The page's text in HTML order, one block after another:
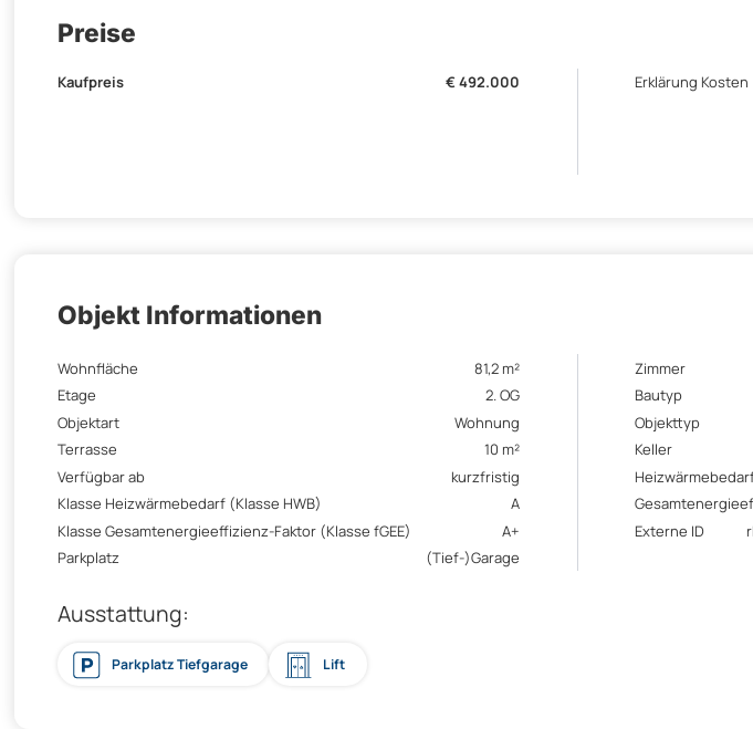
Preise
Kaufpreis € 492.000 Erklärung Kosten
Objekt Informationen
Wohnfläche 81,2 m² Zimmer
Etage
2. OG Bautyp
Objektart
Wohnung Objekttyp
Terrasse
10 m² Keller
Verfügbar ab
kurzfristig
Klasse Heizwärmebedarf (Klasse HWB)
A
Klasse Gesamtenergieeffizienz-Faktor (Klasse fGEE)
A+ Externe ID
Parkplatz
(Tief-)Garage
Ausstattung:
Parkplatz Tiefgarage Lift